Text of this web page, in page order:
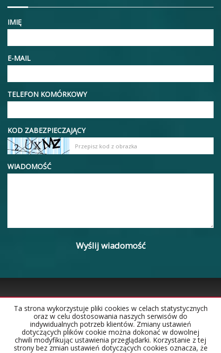
IMIĘ
E-MAIL
TELEFON KOMÓRKOWY
KOD ZABEZPIECZAJĄCY
WIADOMOŚĆ
Strona główna Notatnik Kontakt
Ta strona wykorzystuje pliki cookies w celach statystycznych
oraz w celu dostosowania naszych serwisów do
indywidualnych potrzeb klientów. Zmiany ustawień
dotyczących plików cookie można dokonać w dowolnej
chwili modyfikując ustawienia przeglądarki. Korzystanie z tej
strony bez zmian ustawień dotyczących cookies oznacza, że